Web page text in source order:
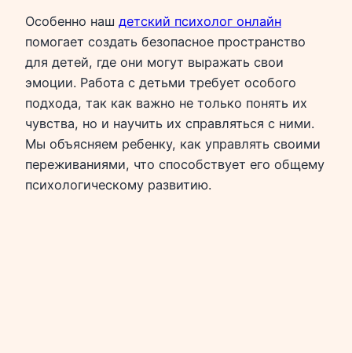
Особенно наш детский психолог онлайн
помогает создать безопасное пространство
для детей, где они могут выражать свои
эмоции. Работа с детьми требует особого
подхода, так как важно не только понять их
чувства, но и научить их справляться с ними.
Мы объясняем ребенку, как управлять своими
переживаниями, что способствует его общему
психологическому развитию.